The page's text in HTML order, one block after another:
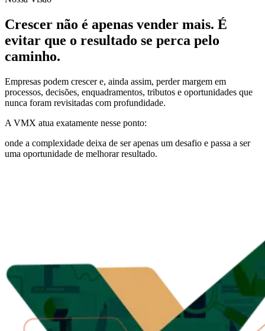
Crescer não é apenas vender mais. É
evitar que o resultado se perca pelo
caminho.
Empresas podem crescer e, ainda assim, perder margem em
processos, decisões, enquadramentos, tributos e oportunidades que
nunca foram revisitadas com profundidade.
A VMX atua exatamente nesse ponto:
onde a complexidade deixa de ser apenas um desafio e passa a ser
uma oportunidade de melhorar resultado.